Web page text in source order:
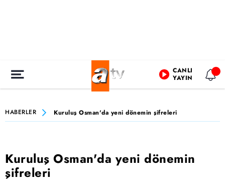
CANLI
YAYIN
HABERLER Kuruluş Osman'da yeni dönemin şifreleri
Kuruluş Osman'da yeni dönemin
şifreleri